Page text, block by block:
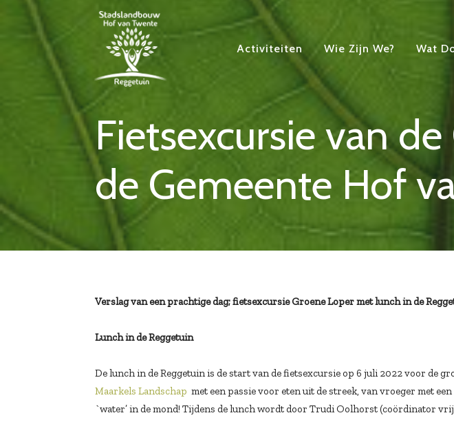
Activiteiten Wie Zijn We? Wat
Fietsexcursie van
de Gemeente Hof
Verslag van een prachtige dag; fietsexcursie Groene Loper met lunch in de
Lunch in de Reggetuin
De lunch in de Reggetuin is de start van de fietsexcursie op 6 juli 2022 voor
Maarkels Landschap met een passie voor eten uit de streek, van vroeger met
`water’ in de mond! Tijdens de lunch wordt door Trudi Oolhorst (coördinator